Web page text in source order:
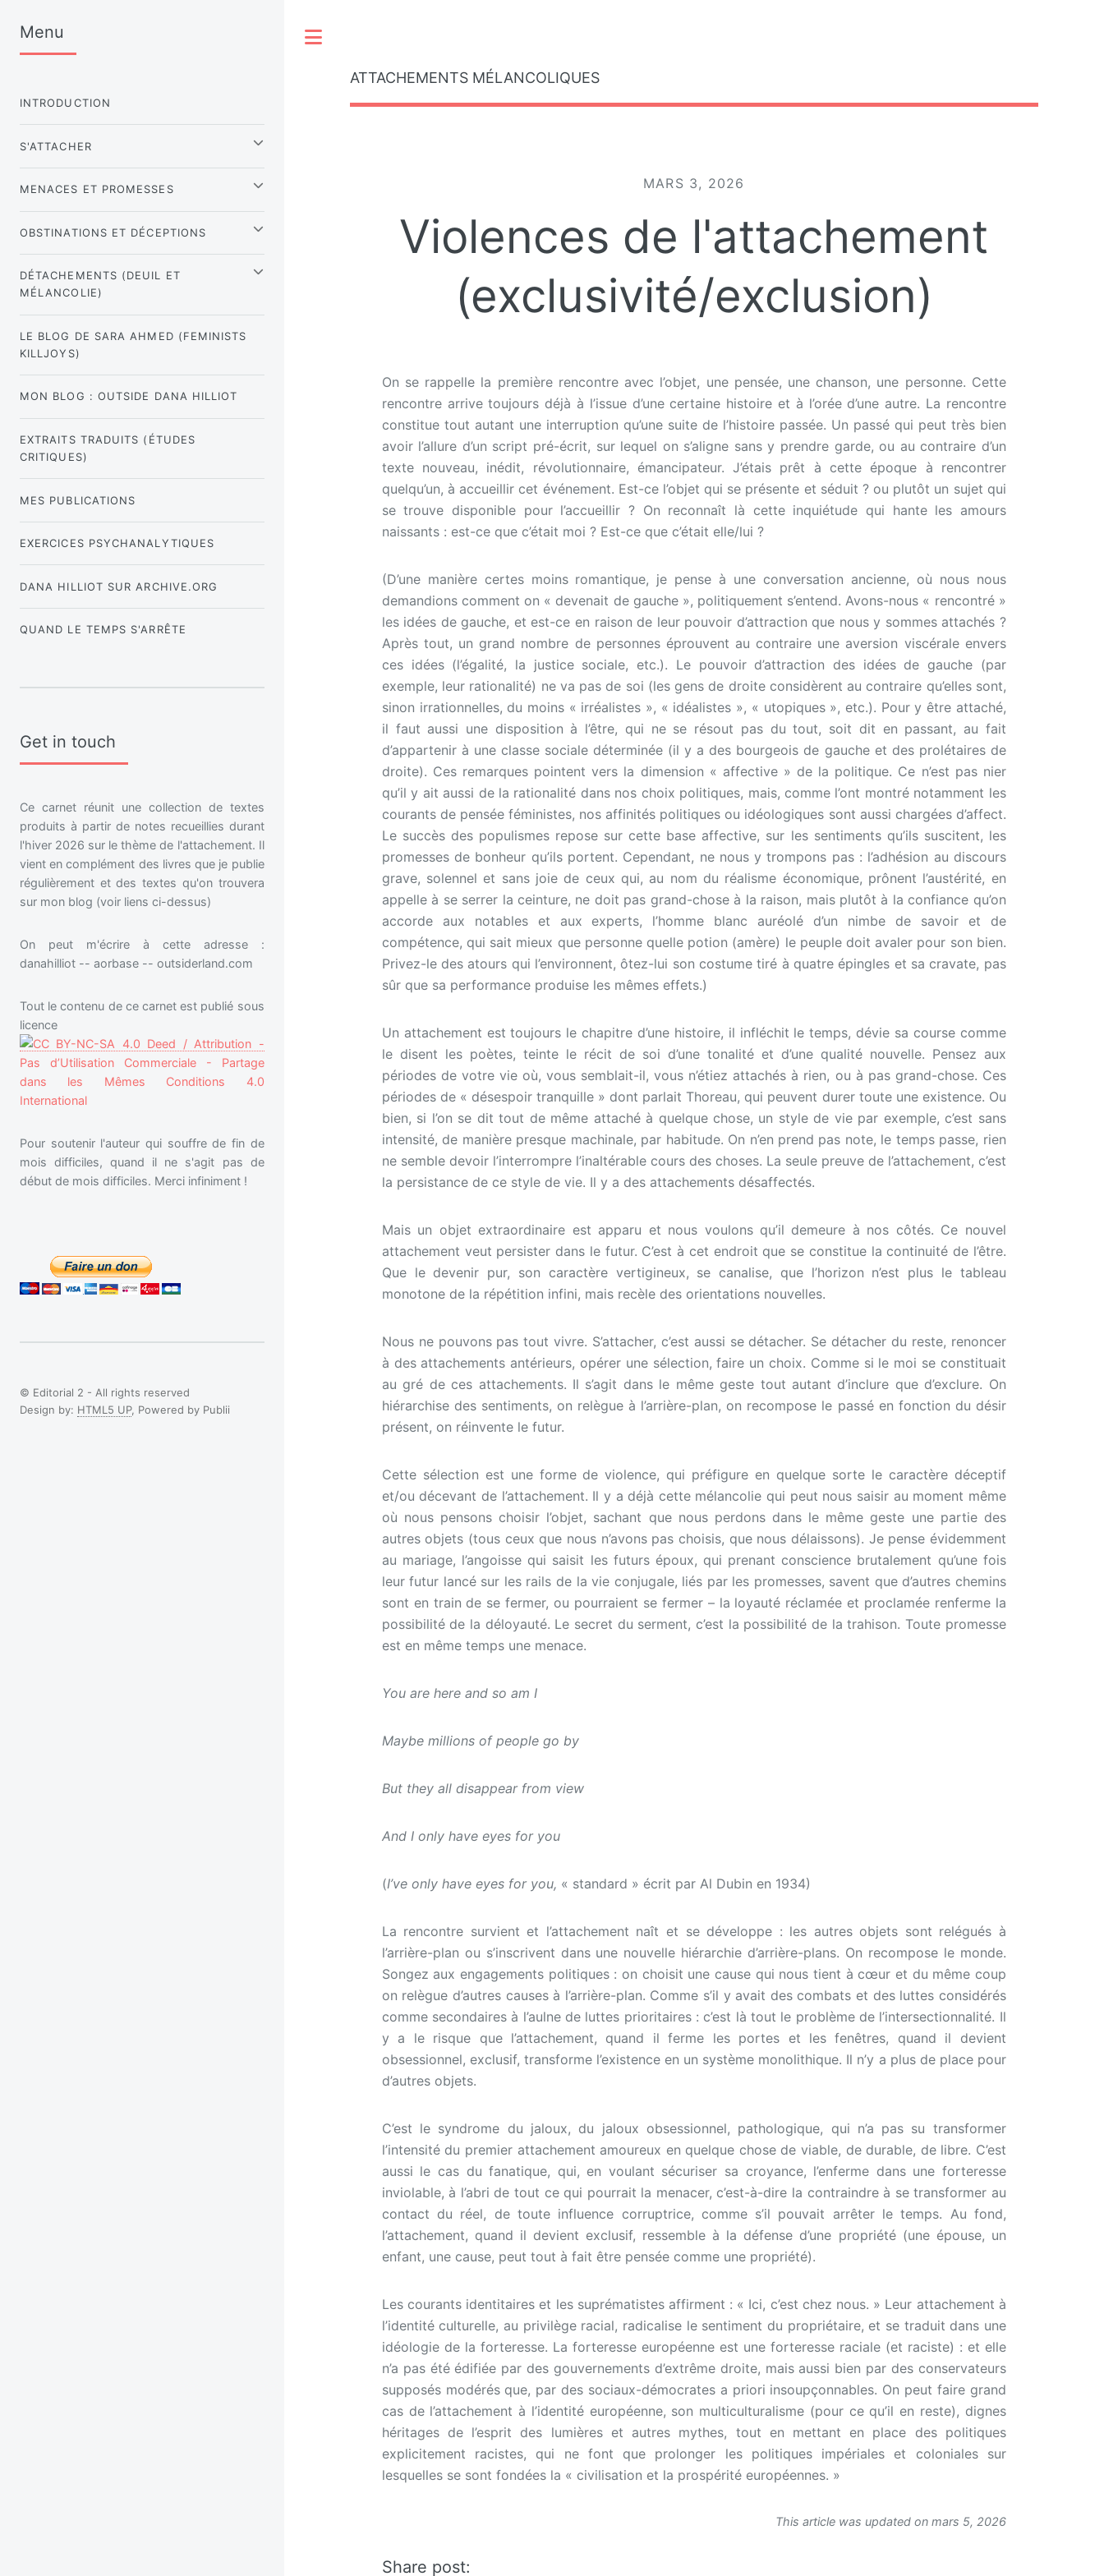
ATTACHEMENTS MÉLANCOLIQUES
MARS 3, 2026
Violences de l'attachement
(exclusivité/exclusion)
On se rappelle la première rencontre avec l’objet, une pensée, une chanson, une personne. Cette
rencontre arrive toujours déjà à l’issue d’une certaine histoire et à l’orée d’une autre. La rencontre
constitue tout autant une interruption qu’une suite de l’histoire passée. Un passé qui peut très bien
avoir l’allure d’un script pré-écrit, sur lequel on s’aligne sans y prendre garde, ou au contraire d’un
texte nouveau, inédit, révolutionnaire, émancipateur. J’étais prêt à cette époque à rencontrer
quelqu’un, à accueillir cet événement. Est-ce l’objet qui se présente et séduit ? ou plutôt un sujet qui
se trouve disponible pour l’accueillir ? On reconnaît là cette inquiétude qui hante les amours
naissants : est-ce que c’était moi ? Est-ce que c’était elle/lui ?
(D’une manière certes moins romantique, je pense à une conversation ancienne, où nous nous
demandions comment on « devenait de gauche », politiquement s’entend. Avons-nous « rencontré »
les idées de gauche, et est-ce en raison de leur pouvoir d’attraction que nous y sommes attachés ?
Après tout, un grand nombre de personnes éprouvent au contraire une aversion viscérale envers
ces idées (l’égalité, la justice sociale, etc.). Le pouvoir d’attraction des idées de gauche (par
exemple, leur rationalité) ne va pas de soi (les gens de droite considèrent au contraire qu’elles sont,
sinon irrationnelles, du moins « irréalistes », « idéalistes », « utopiques », etc.). Pour y être attaché,
il faut aussi une disposition à l’être, qui ne se résout pas du tout, soit dit en passant, au fait
d’appartenir à une classe sociale déterminée (il y a des bourgeois de gauche et des prolétaires de
droite). Ces remarques pointent vers la dimension « affective » de la politique. Ce n’est pas nier
qu’il y ait aussi de la rationalité dans nos choix politiques, mais, comme l’ont montré notamment les
courants de pensée féministes, nos affinités politiques ou idéologiques sont aussi chargées d’affect.
Le succès des populismes repose sur cette base affective, sur les sentiments qu’ils suscitent, les
promesses de bonheur qu’ils portent. Cependant, ne nous y trompons pas : l’adhésion au discours
grave, solennel et sans joie de ceux qui, au nom du réalisme économique, prônent l’austérité, en
appelle à se serrer la ceinture, ne doit pas grand-chose à la raison, mais plutôt à la confiance qu’on
accorde aux notables et aux experts, l’homme blanc auréolé d’un nimbe de savoir et de
compétence, qui sait mieux que personne quelle potion (amère) le peuple doit avaler pour son bien.
Privez-le des atours qui l’environnent, ôtez-lui son costume tiré à quatre épingles et sa cravate, pas
sûr que sa performance produise les mêmes effets.)
Un attachement est toujours le chapitre d’une histoire, il infléchit le temps, dévie sa course comme
le disent les poètes, teinte le récit de soi d’une tonalité et d’une qualité nouvelle. Pensez aux
périodes de votre vie où, vous semblait-il, vous n’étiez attachés à rien, ou à pas grand-chose. Ces
périodes de « désespoir tranquille » dont parlait Thoreau, qui peuvent durer toute une existence. Ou
bien, si l’on se dit tout de même attaché à quelque chose, un style de vie par exemple, c’est sans
intensité, de manière presque machinale, par habitude. On n’en prend pas note, le temps passe, rien
ne semble devoir l’interrompre l’inaltérable cours des choses. La seule preuve de l’attachement, c’est
la persistance de ce style de vie. Il y a des attachements désaffectés.
Mais un objet extraordinaire est apparu et nous voulons qu’il demeure à nos côtés. Ce nouvel
attachement veut persister dans le futur. C’est à cet endroit que se constitue la continuité de l’être.
Que le devenir pur, son caractère vertigineux, se canalise, que l’horizon n’est plus le tableau
monotone de la répétition infini, mais recèle des orientations nouvelles.
Nous ne pouvons pas tout vivre. S’attacher, c’est aussi se détacher. Se détacher du reste, renoncer
à des attachements antérieurs, opérer une sélection, faire un choix. Comme si le moi se constituait
au gré de ces attachements. Il s’agit dans le même geste tout autant d’inclure que d’exclure. On
hiérarchise des sentiments, on relègue à l’arrière-plan, on recompose le passé en fonction du désir
présent, on réinvente le futur.
Cette sélection est une forme de violence, qui préfigure en quelque sorte le caractère déceptif
et/ou décevant de l’attachement. Il y a déjà cette mélancolie qui peut nous saisir au moment même
où nous pensons choisir l’objet, sachant que nous perdons dans le même geste une partie des
autres objets (tous ceux que nous n’avons pas choisis, que nous délaissons). Je pense évidemment
au mariage, l’angoisse qui saisit les futurs époux, qui prenant conscience brutalement qu’une fois
leur futur lancé sur les rails de la vie conjugale, liés par les promesses, savent que d’autres chemins
sont en train de se fermer, ou pourraient se fermer – la loyauté réclamée et proclamée renferme la
possibilité de la déloyauté. Le secret du serment, c’est la possibilité de la trahison. Toute promesse
est en même temps une menace.
You are here and so am I
Maybe millions of people go by
But they all disappear from view
And I only have eyes for you
(I’ve only have eyes for you, « standard » écrit par Al Dubin en 1934)
La rencontre survient et l’attachement naît et se développe : les autres objets sont relégués à
l’arrière-plan ou s’inscrivent dans une nouvelle hiérarchie d’arrière-plans. On recompose le monde.
Songez aux engagements politiques : on choisit une cause qui nous tient à cœur et du même coup
on relègue d’autres causes à l’arrière-plan. Comme s’il y avait des combats et des luttes considérés
comme secondaires à l’aulne de luttes prioritaires : c’est là tout le problème de l’intersectionnalité. Il
y a le risque que l’attachement, quand il ferme les portes et les fenêtres, quand il devient
obsessionnel, exclusif, transforme l’existence en un système monolithique. Il n’y a plus de place pour
d’autres objets.
C’est le syndrome du jaloux, du jaloux obsessionnel, pathologique, qui n’a pas su transformer
l’intensité du premier attachement amoureux en quelque chose de viable, de durable, de libre. C’est
aussi le cas du fanatique, qui, en voulant sécuriser sa croyance, l’enferme dans une forteresse
inviolable, à l’abri de tout ce qui pourrait la menacer, c’est-à-dire la contraindre à se transformer au
contact du réel, de toute influence corruptrice, comme s’il pouvait arrêter le temps. Au fond,
l’attachement, quand il devient exclusif, ressemble à la défense d’une propriété (une épouse, un
enfant, une cause, peut tout à fait être pensée comme une propriété).
Les courants identitaires et les suprématistes affirment : « Ici, c’est chez nous. » Leur attachement à
l’identité culturelle, au privilège racial, radicalise le sentiment du propriétaire, et se traduit dans une
idéologie de la forteresse. La forteresse européenne est une forteresse raciale (et raciste) : et elle
n’a pas été édifiée par des gouvernements d’extrême droite, mais aussi bien par des conservateurs
supposés modérés que, par des sociaux-démocrates a priori insoupçonnables. On peut faire grand
cas de l’attachement à l’identité européenne, son multiculturalisme (pour ce qu’il en reste), dignes
héritages de l’esprit des lumières et autres mythes, tout en mettant en place des politiques
explicitement racistes, qui ne font que prolonger les politiques impériales et coloniales sur
lesquelles se sont fondées la « civilisation et la prospérité européennes. »
This article was updated on mars 5, 2026
Share post:
Menu
INTRODUCTION
S'ATTACHER
MENACES ET PROMESSES
OBSTINATIONS ET DÉCEPTIONS
DÉTACHEMENTS (DEUIL ET
MÉLANCOLIE)
LE BLOG DE SARA AHMED (FEMINISTS
KILLJOYS)
MON BLOG : OUTSIDE DANA HILLIOT
EXTRAITS TRADUITS (ÉTUDES
CRITIQUES)
MES PUBLICATIONS
EXERCICES PSYCHANALYTIQUES
DANA HILLIOT SUR ARCHIVE.ORG
QUAND LE TEMPS S'ARRÊTE
Get in touch
Ce carnet réunit une collection de textes
produits à partir de notes recueillies durant
l'hiver 2026 sur le thème de l'attachement. Il
vient en complément des livres que je publie
régulièrement et des textes qu'on trouvera
sur mon blog (voir liens ci-dessus)
On peut m'écrire à cette adresse :
danahilliot -- aorbase -- outsiderland.com
Tout le contenu de ce carnet est publié sous
licence
Pour soutenir l'auteur qui souffre de fin de
mois difficiles, quand il ne s'agit pas de
début de mois difficiles. Merci infiniment !
© Editorial 2 - All rights reserved
Design by: HTML5 UP, Powered by Publii